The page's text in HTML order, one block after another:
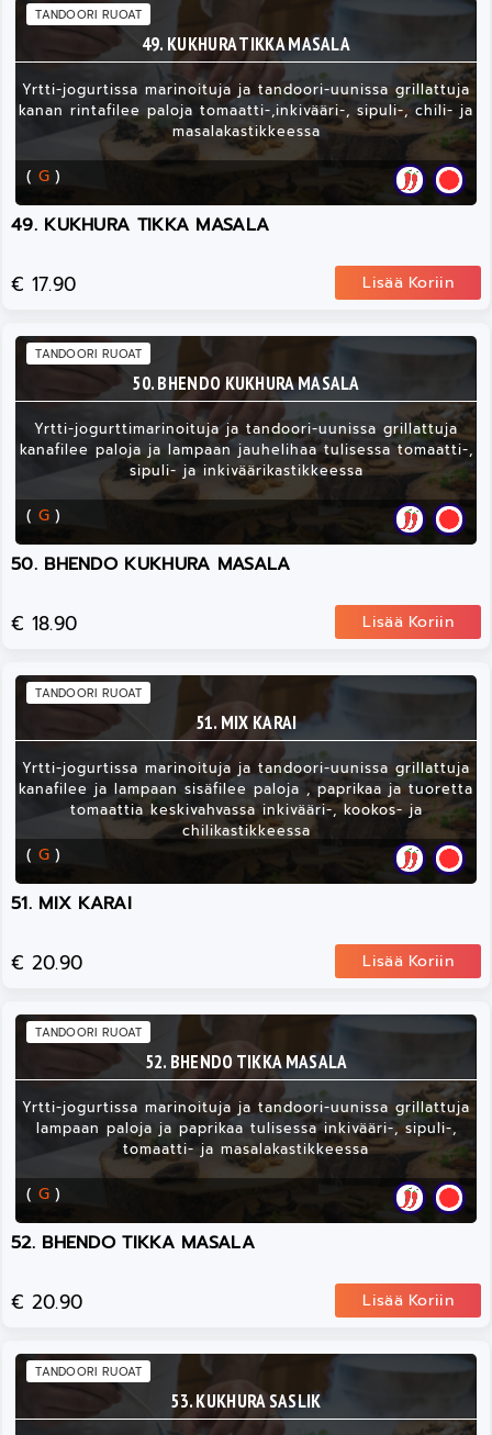
49. KUKHURA TIKKA MASALA
Yrtti-jogurtissa marinoituja ja tandoori-uunissa grillattuja
kanan rintafilee paloja tomaatti-,inkivääri-, sipuli-, chili- ja
masalakastikkeessa
( G )
TANDOORI RUOAT
49. KUKHURA TIKKA MASALA
€ 17.90 Lisää Koriin
50. BHENDO KUKHURA MASALA
Yrtti-jogurttimarinoituja ja tandoori-uunissa grillattuja
kanafilee paloja ja lampaan jauhelihaa tulisessa tomaatti-,
sipuli- ja inkiväärikastikkeessa
( G )
TANDOORI RUOAT
50. BHENDO KUKHURA MASALA
€ 18.90 Lisää Koriin
51. MIX KARAI
Yrtti-jogurtissa marinoituja ja tandoori-uunissa grillattuja
kanafilee ja lampaan sisäfilee paloja , paprikaa ja tuoretta
tomaattia keskivahvassa inkivääri-, kookos- ja
chilikastikkeessa
( G )
TANDOORI RUOAT
51. MIX KARAI
€ 20.90 Lisää Koriin
52. BHENDO TIKKA MASALA
Yrtti-jogurtissa marinoituja ja tandoori-uunissa grillattuja
lampaan paloja ja paprikaa tulisessa inkivääri-, sipuli-,
tomaatti- ja masalakastikkeessa
( G )
TANDOORI RUOAT
52. BHENDO TIKKA MASALA
€ 20.90 Lisää Koriin
53. KUKHURA SASLIK
TANDOORI RUOAT